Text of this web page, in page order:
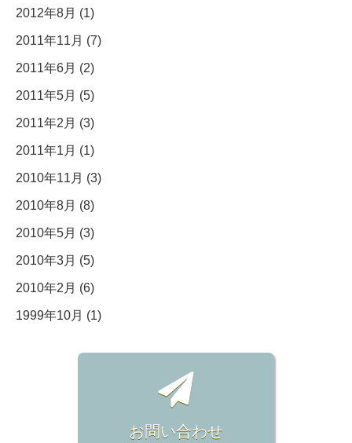
2012年8月 (1)
2011年11月 (7)
2011年6月 (2)
2011年5月 (5)
2011年2月 (3)
2011年1月 (1)
2010年11月 (3)
2010年8月 (8)
2010年5月 (3)
2010年3月 (5)
2010年2月 (6)
1999年10月 (1)
お問い合わせ